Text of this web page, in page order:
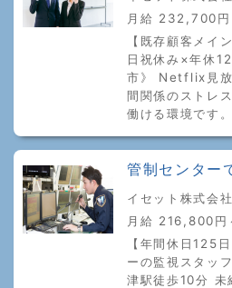
月給 232,700
【既存顧客メイ
日祝休み×年休
市》 Netflix見放
間関係のストレ
働ける環境です。
管制センター
イセット株式会
月給 216,800
【年間休日125
ーの監視スタッ
津駅徒歩10分 未